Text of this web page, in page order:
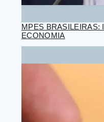
MPES BRASILEIRAS:
ECONOMIA